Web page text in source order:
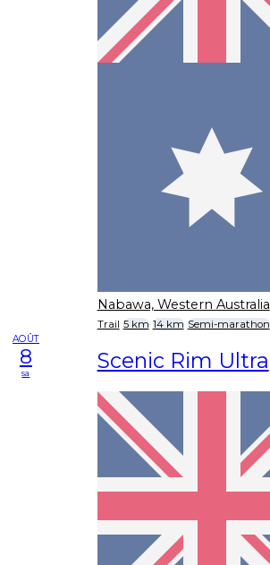
Nabawa, Western Australia
Trail 5 km 14 km Semi-marathon
AOÛT
8
sa Scenic Rim Ultra